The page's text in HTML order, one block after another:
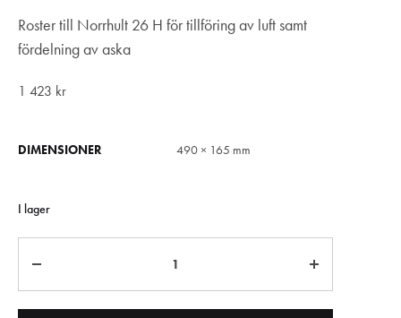
Roster till Norrhult 26 H för tillföring av luft samt
fördelning av aska
1 423 kr
DIMENSIONER 490 × 165 mm
I lager